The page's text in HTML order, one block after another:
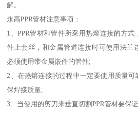
解。
永高PPR管材注意事项：
1、PPR管材和管件所采用热熔连接的方
件上套丝，和金属管道连接时可使用法兰
必须使用带金属嵌件的管件;
2、在热熔连接的过程中一定要使用质量
保焊接质量;
3、当使用的剪刀来垂直切割PPR管材要保